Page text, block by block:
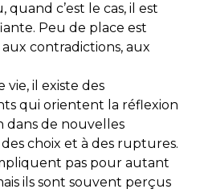
c’est le cas, il est
Peu de place est
contradictions, aux
il existe des
qui orientent la réflexion
dans de nouvelles
choix et à des ruptures.
pas pour autant
ils sont souvent perçus